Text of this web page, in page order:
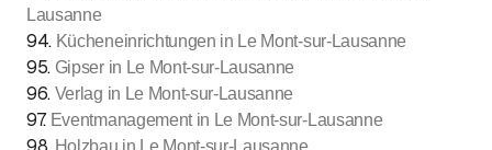
Lausanne
94. Kücheneinrichtungen in Le Mont-sur-Lausanne
95. Gipser in Le Mont-sur-Lausanne
96. Verlag in Le Mont-sur-Lausanne
97. Eventmanagement in Le Mont-sur-Lausanne